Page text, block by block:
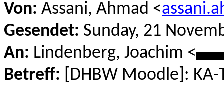
Von: Assani, Ahmad <
Gesendet: Sunday, 21
An: Lindenberg, Joachim <
Betreff: [DHBW Moodle]: